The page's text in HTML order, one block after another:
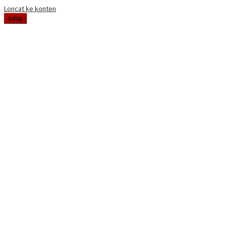
Loncat ke konten
tutup